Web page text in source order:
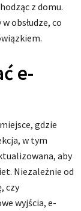
z domu.
obsłudze, co
e-
gdzie
w tym
aby
Niezależnie od
czy
wyjścia, e-